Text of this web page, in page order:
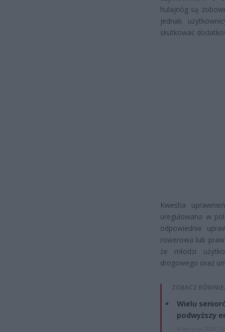
hulajnóg są
jednak
skutkować
Kwestia
uregulowana w
odpowiednie
rowerowa lub
że młodzi
drogowego oraz
ZOBACZ
Wielu
podwyższy